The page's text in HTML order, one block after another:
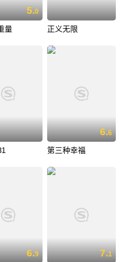
5.0
量 正义无限
6.6
第三种幸福
6.9 7.1